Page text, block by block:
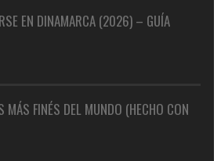
EN DINAMARCA (2026) – GUÍA
MÁS FINÉS DEL MUNDO (HECHO CON